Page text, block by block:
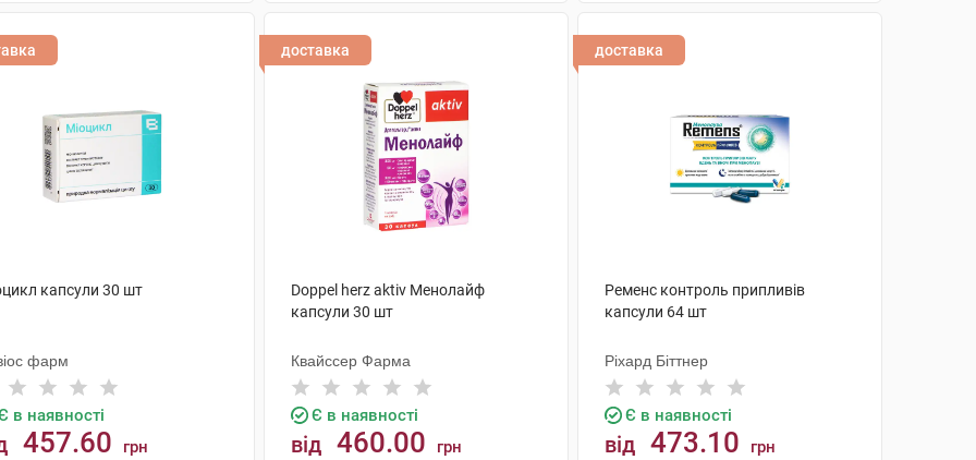
капсули 30 шт
фарм
в наявності
457.60 грн
доставка
Doppel herz aktiv Менолайф
капсули 30 шт
Квайссер Фарма
Є в наявності
від 460.00 грн
доставка
Ременс контроль припливів
капсули 64 шт
Ріхард Біттнер
Є в наявності
від 473.10 грн